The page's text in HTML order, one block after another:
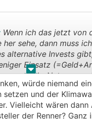
. .
Wenn ich das jetzt von
her sehe, dann muss
alternative Invests
Einsatz
mehr Nutzen
würde niemand
setzen und der
Vielleicht wären dann
der Renner? Ganz